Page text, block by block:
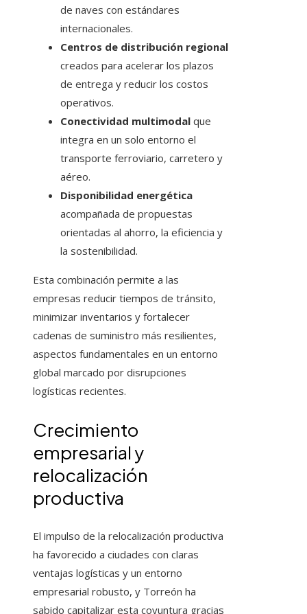
de naves con estándares
internacionales.
Centros de distribución regional
creados para acelerar los plazos
de entrega y reducir los costos
operativos.
Conectividad multimodal que
integra en un solo entorno el
transporte ferroviario, carretero y
aéreo.
Disponibilidad energética
acompañada de propuestas
orientadas al ahorro, la eficiencia y
la sostenibilidad.
Esta combinación permite a las
empresas reducir tiempos de tránsito,
minimizar inventarios y fortalecer
cadenas de suministro más resilientes,
aspectos fundamentales en un entorno
global marcado por disrupciones
logísticas recientes.
Crecimiento
empresarial y
relocalización
productiva
El impulso de la relocalización productiva
ha favorecido a ciudades con claras
ventajas logísticas y un entorno
empresarial robusto, y Torreón ha
sabido capitalizar esta coyuntura gracias